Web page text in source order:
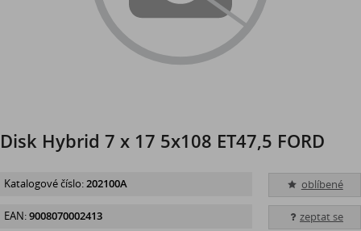
Disk Hybrid 7 x 17 5x108 ET47,5 FORD
oblíbené
zeptat se
Katalogové číslo:202100A
EAN:9008070002413